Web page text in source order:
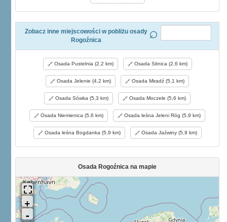
Zobacz inne miejscowości w pobliżu osady
Rogoźnica
Osada Pustelnia (2,2 km) Osada Sitnica (2,6 km)
Osada Jelenie (4,2 km) Osada Miradź (5,1 km)
Osada Sówka (5,3 km) Osada Moczele (5,6 km)
Osada Niemienica (5,6 km) Osada leśna Jeleni Róg (5,9 km)
Osada leśna Bogdanka (5,9 km) Osada Jaźwiny (5,9 km)
Osada Rogoźnica na mapie